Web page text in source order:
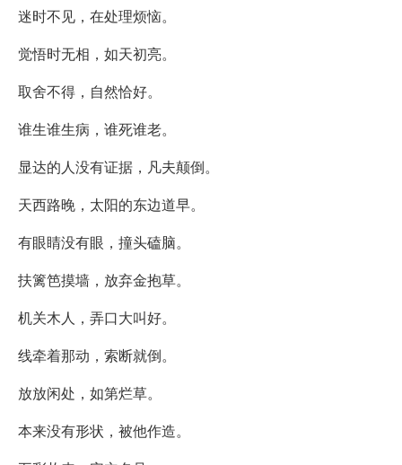
迷时不见，在处理烦恼。
觉悟时无相，如天初亮。
取舍不得，自然恰好。
谁生谁生病，谁死谁老。
显达的人没有证据，凡夫颠倒。
天西路晚，太阳的东边道早。
有眼睛没有眼，撞头磕脑。
扶篱笆摸墙，放弃金抱草。
机关木人，弄口大叫好。
线牵着那动，索断就倒。
放放闲处，如第烂草。
本来没有形状，被他作造。